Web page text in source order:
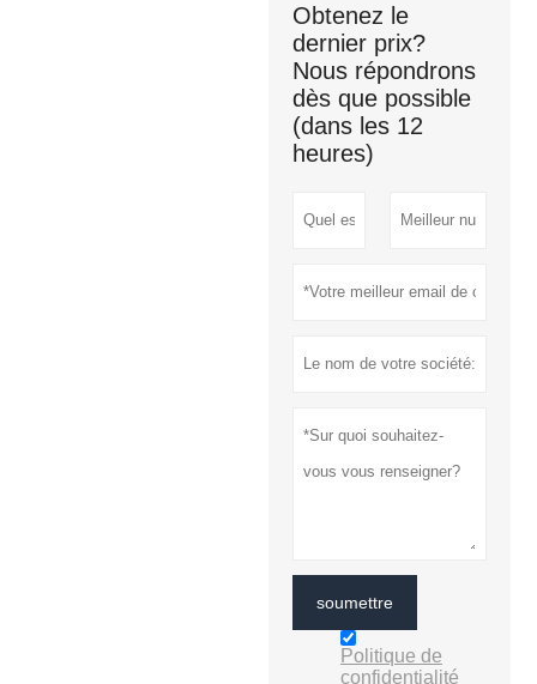
Obtenez le
dernier prix?
Nous répondrons
dès que possible
(dans les 12
heures)
soumettre
Politique de
confidentialité